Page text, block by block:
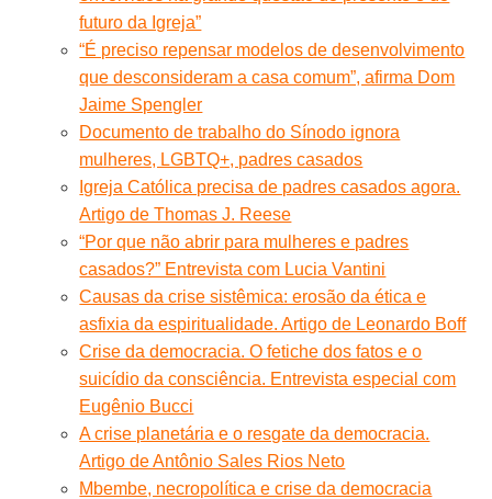
futuro da Igreja”
“É preciso repensar modelos de desenvolvimento
que desconsideram a casa comum”, afirma Dom
Jaime Spengler
Documento de trabalho do Sínodo ignora
mulheres, LGBTQ+, padres casados
Igreja Católica precisa de padres casados agora.
Artigo de Thomas J. Reese
“Por que não abrir para mulheres e padres
casados?” Entrevista com Lucia Vantini
Causas da crise sistêmica: erosão da ética e
asfixia da espiritualidade. Artigo de Leonardo Boff
Crise da democracia. O fetiche dos fatos e o
suicídio da consciência. Entrevista especial com
Eugênio Bucci
A crise planetária e o resgate da democracia.
Artigo de Antônio Sales Rios Neto
Mbembe, necropolítica e crise da democracia